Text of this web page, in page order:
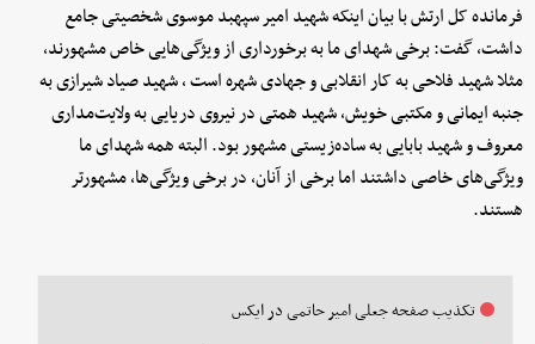
فرمانده کل ارتش با بیان اینکه شهید امیر سپهبد موسوی شخصیتی جامع
داشت، گفت: برخی شهدای ما به برخورداری از ویژگی‌هایی خاص مشهورند،
مثلا شهید فلاحی به کار انقلابی و جهادی شهره است ، شهید صیاد شیرازی به
جنبه ایمانی و مکتبی خویش، شهید همتی در نیروی دریایی به ولایت‌مداری
معروف و شهید بابایی به ساده‌زیستی مشهور بود. البته همه شهدای ما
ویژگی‌های خاصی داشتند اما برخی از آنان، در برخی ویژگی‌ها، مشهورتر
هستند.
تکذیب صفحه جعلی امیر حاتمی در ایکس